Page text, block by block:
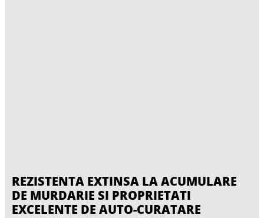
REZISTENTA EXTINSA LA ACUMULARE
DE MURDARIE SI PROPRIETATI
EXCELENTE DE AUTO-CURATARE